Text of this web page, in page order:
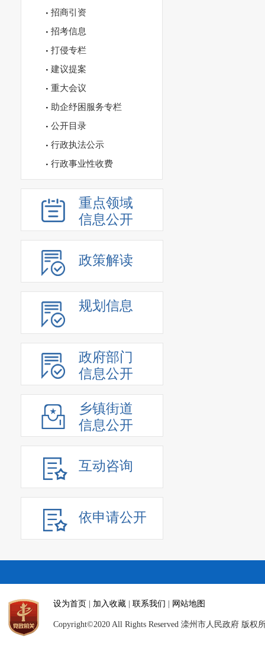
招商引资
招考信息
打侵专栏
建议提案
重大会议
助企纾困服务专栏
公开目录
行政执法公示
行政事业性收费
重点领域
信息公开
政策解读
规划信息
政府部门
信息公开
乡镇街道
信息公开
互动咨询
依申请公开
设为首页 加入收藏 联系我们 网站地图
Copyright©2020 All Rights Reserved 滦州市人民政府 版权